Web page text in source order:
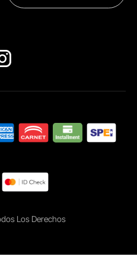
y le ayuda a reemplazar piezas de
el vehículo o riesgos de seguridad.
Los Derechos